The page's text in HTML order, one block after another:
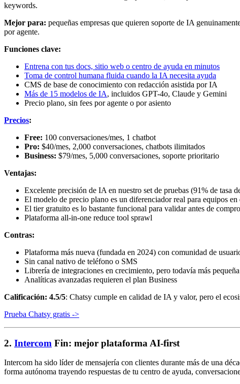
keywords.
Mejor para: pequeñas empresas que quieren soporte de IA
por agente.
Funciones clave:
Entrena con tus docs, sitio web o centro de ayuda en minutos
Toma de control humana fluida cuando la IA necesita ayuda
CMS de base de conocimiento con redacción asistida por IA
Más de 15 modelos de IA, incluidos GPT-4o, Claude y Gemini
Precio plano, sin fees por agente o por asiento
Precios:
Free: 100 conversaciones/mes, 1 chatbot
Pro: $40/mes, 2,000 conversaciones, chatbots ilimitados
Business: $79/mes, 5,000 conversaciones, soporte prioritario
Ventajas:
Excelente precisión de IA en nuestro set de pruebas (91% de tasa
El modelo de precio plano es un diferenciador real para equipos
El tier gratuito es lo bastante funcional para validar antes de
Plataforma all-in-one reduce tool sprawl
Contras:
Plataforma más nueva (fundada en 2024) con comunidad de
Sin canal nativo de teléfono o SMS
Librería de integraciones en crecimiento, pero todavía más
Analíticas avanzadas requieren el plan Business
Calificación: 4.5/5: Chatsy cumple en calidad de IA y valor, pero el
Prueba Chatsy gratis ->
2. Intercom Fin: mejor plataforma AI-first
Intercom ha sido líder de mensajería con clientes durante más de una
forma autónoma trayendo respuestas de tu centro de ayuda,